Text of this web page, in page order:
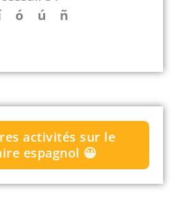
ó ú ñ
activités sur le
espagnol 😀